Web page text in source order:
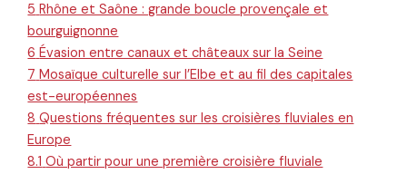
5 Rhône et Saône : grande boucle provençale et
bourguignonne
6 Évasion entre canaux et châteaux sur la Seine
7 Mosaïque culturelle sur l’Elbe et au fil des capitales
est-européennes
8 Questions fréquentes sur les croisières fluviales en
Europe
8.1 Où partir pour une première croisière fluviale